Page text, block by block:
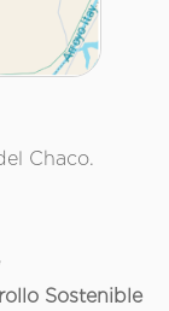
Chaco.
Sostenible